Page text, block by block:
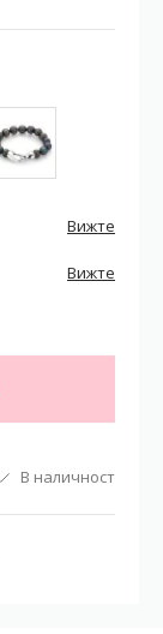
Вижте
Вижте
В наличност